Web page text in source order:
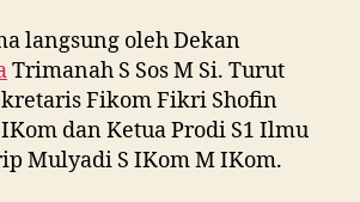
langsung oleh Dekan
Trimanah S Sos M Si. Turut
Fikom Fikri Shofin
dan Ketua Prodi S1 Ilmu
Mulyadi S IKom M IKom.